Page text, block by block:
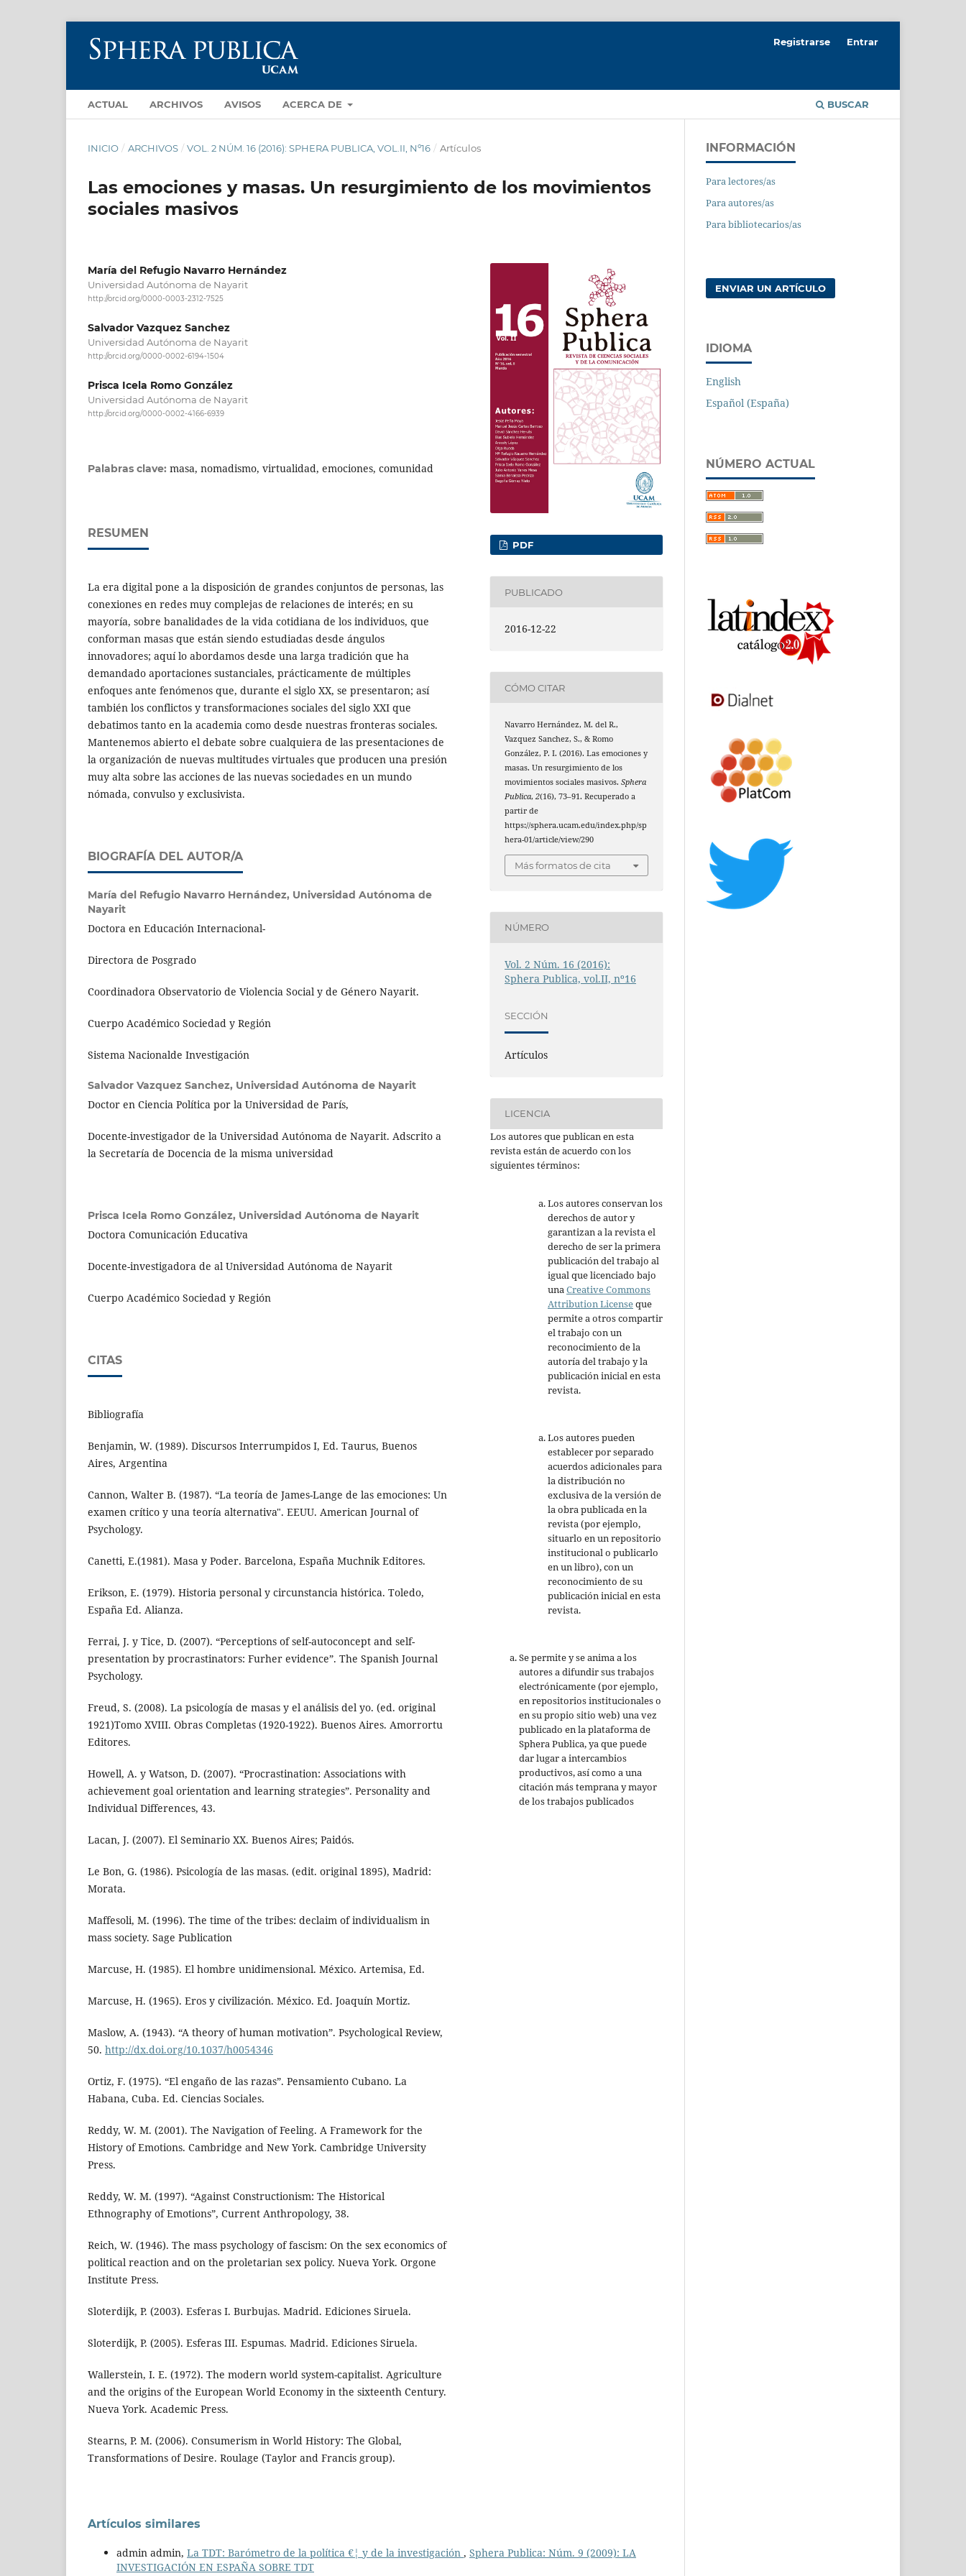
ACTUAL ARCHIVOS AVISOS ACERCA DE BUSCAR
Registrarse Entrar
INICIO / ARCHIVOS / VOL. 2 NÚM. 16 (2016): SPHERA PUBLICA, VOL.II, Nº16 / Artículos
Las emociones y masas. Un resurgimiento de los movimientos
sociales masivos
María del Refugio Navarro Hernández
Universidad Autónoma de Nayarit
http://orcid.org/0000-0003-2312-7525
Salvador Vazquez Sanchez
Universidad Autónoma de Nayarit
http://orcid.org/0000-0002-6194-1504
Prisca Icela Romo González
Universidad Autónoma de Nayarit
http://orcid.org/0000-0002-4166-6939
Palabras clave: masa, nomadismo, virtualidad, emociones, comunidad
RESUMEN
La era digital pone a la disposición de grandes conjuntos de personas, las
conexiones en redes muy complejas de relaciones de interés; en su
mayoría, sobre banalidades de la vida cotidiana de los individuos, que
conforman masas que están siendo estudiadas desde ángulos
innovadores; aquí lo abordamos desde una larga tradición que ha
demandado aportaciones sustanciales, prácticamente de múltiples
enfoques ante fenómenos que, durante el siglo XX, se presentaron; así
también los conflictos y transformaciones sociales del siglo XXI que
debatimos tanto en la academia como desde nuestras fronteras sociales.
Mantenemos abierto el debate sobre cualquiera de las presentaciones de
la organización de nuevas multitudes virtuales que producen una presión
muy alta sobre las acciones de las nuevas sociedades en un mundo
nómada, convulso y exclusivista.
BIOGRAFÍA DEL AUTOR/A
María del Refugio Navarro Hernández, Universidad Autónoma de
Nayarit
Doctora en Educación Internacional-
Directora de Posgrado
Coordinadora Observatorio de Violencia Social y de Género Nayarit.
Cuerpo Académico Sociedad y Región
Sistema Nacionalde Investigación
Salvador Vazquez Sanchez, Universidad Autónoma de Nayarit
Doctor en Ciencia Política por la Universidad de París,
Docente-investigador de la Universidad Autónoma de Nayarit. Adscrito a
la Secretaría de Docencia de la misma universidad
Prisca Icela Romo González, Universidad Autónoma de Nayarit
Doctora Comunicación Educativa
Docente-investigadora de al Universidad Autónoma de Nayarit
Cuerpo Académico Sociedad y Región
CITAS
Bibliografía
Benjamin, W. (1989). Discursos Interrumpidos I, Ed. Taurus, Buenos
Aires, Argentina
Cannon, Walter B. (1987). “La teoría de James-Lange de las emociones: Un
examen crítico y una teoría alternativa". EEUU. American Journal of
Psychology.
Canetti, E.(1981). Masa y Poder. Barcelona, España Muchnik Editores.
Erikson, E. (1979). Historia personal y circunstancia histórica. Toledo,
España Ed. Alianza.
Ferrai, J. y Tice, D. (2007). “Perceptions of self-autoconcept and self-
presentation by procrastinators: Furher evidence”. The Spanish Journal
Psychology.
Freud, S. (2008). La psicología de masas y el análisis del yo. (ed. original
1921)Tomo XVIII. Obras Completas (1920-1922). Buenos Aires. Amorrortu
Editores.
Howell, A. y Watson, D. (2007). “Procrastination: Associations with
achievement goal orientation and learning strategies”. Personality and
Individual Differences, 43.
Lacan, J. (2007). El Seminario XX. Buenos Aires; Paidós.
Le Bon, G. (1986). Psicología de las masas. (edit. original 1895), Madrid:
Morata.
Maffesoli, M. (1996). The time of the tribes: declaim of individualism in
mass society. Sage Publication
Marcuse, H. (1985). El hombre unidimensional. México. Artemisa, Ed.
Marcuse, H. (1965). Eros y civilización. México. Ed. Joaquín Mortiz.
Maslow, A. (1943). “A theory of human motivation”. Psychological Review,
50. http://dx.doi.org/10.1037/h0054346
Ortiz, F. (1975). “El engaño de las razas”. Pensamiento Cubano. La
Habana, Cuba. Ed. Ciencias Sociales.
Reddy, W. M. (2001). The Navigation of Feeling. A Framework for the
History of Emotions. Cambridge and New York. Cambridge University
Press.
Reddy, W. M. (1997). “Against Constructionism: The Historical
Ethnography of Emotions”, Current Anthropology, 38.
Reich, W. (1946). The mass psychology of fascism: On the sex economics of
political reaction and on the proletarian sex policy. Nueva York. Orgone
Institute Press.
Sloterdijk, P. (2003). Esferas I. Burbujas. Madrid. Ediciones Siruela.
Sloterdijk, P. (2005). Esferas III. Espumas. Madrid. Ediciones Siruela.
Wallerstein, I. E. (1972). The modern world system-capitalist. Agriculture
and the origins of the European World Economy in the sixteenth Century.
Nueva York. Academic Press.
Stearns, P. M. (2006). Consumerism in World History: The Global,
Transformations of Desire. Roulage (Taylor and Francis group).
PDF
PUBLICADO
2016-12-22
CÓMO CITAR
Navarro Hernández, M. del R.,
Vazquez Sanchez, S., & Romo
González, P. I. (2016). Las emociones y
masas. Un resurgimiento de los
movimientos sociales masivos.Sphera
Publica,2(16), 73–91. Recuperado a
partir de
https://sphera.ucam.edu/index.php/sp
hera-01/article/view/290
Más formatos de cita
NÚMERO
Vol. 2 Núm. 16 (2016):
Sphera Publica, vol.II, nº16
SECCIÓN
Artículos
LICENCIA
Los autores que publican en esta
revista están de acuerdo con los
siguientes términos:
Los autores conservan los
derechos de autor y
garantizan a la revista el
derecho de ser la primera
publicación del trabajo al
igual que licenciado bajo
unaCreative Commons
Attribution Licenseque
permite a otros compartir
el trabajo con un
reconocimiento de la
autoría del trabajo y la
publicación inicial en esta
revista.
Los autores pueden
establecer por separado
acuerdos adicionales para
la distribución no
exclusiva de la versión de
la obra publicada en la
revista (por ejemplo,
situarlo en un repositorio
institucional o publicarlo
en un libro), con un
reconocimiento de su
publicación inicial en esta
revista.
Se permite y se anima a los
autores a difundir sus trabajos
electrónicamente (por ejemplo,
en repositorios institucionales o
en su propio sitio web) una vez
publicado en la plataforma de
Sphera Publica, ya que puede
dar lugar a intercambios
productivos, así como a una
citación más temprana y mayor
de los trabajos publicados
Artículos similares
admin admin, La TDT: Barómetro de la política €¦ y de la investigación , Sphera Publica: Núm. 9 (2009): LA
INVESTIGACIÓN EN ESPAÑA SOBRE TDT
INFORMACIÓN
Para lectores/as
Para autores/as
Para bibliotecarios/as
ENVIAR UN ARTÍCULO
IDIOMA
English
Español (España)
NÚMERO ACTUAL